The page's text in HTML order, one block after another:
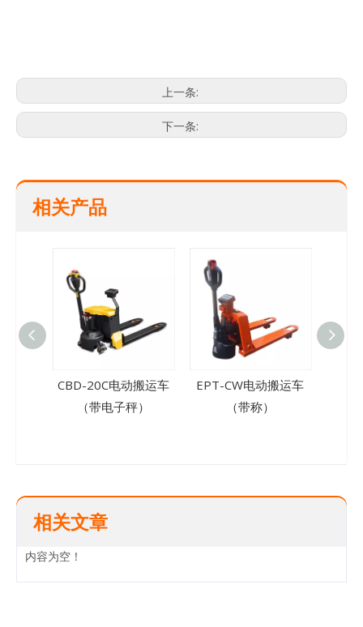
上一条:
下一条:
相关产品
CBD-20C电动搬运车
（带电子秤）
EPT-CW电动搬运车
（带称）
相关文章
内容为空！